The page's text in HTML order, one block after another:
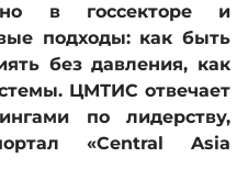
в госсекторе и
подходы: как быть
без давления, как
ЦМТИС отвечает
по лидерству,
«Central Asia